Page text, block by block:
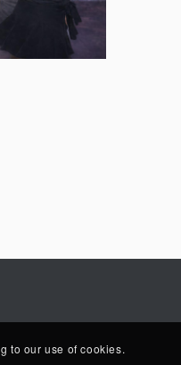
to our use of cookies.